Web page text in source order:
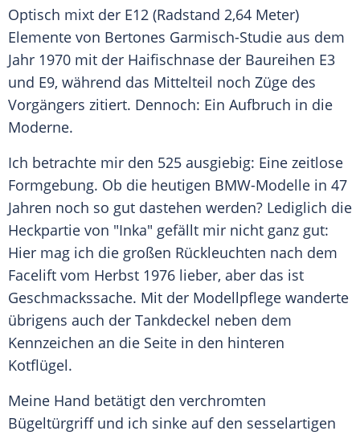
Optisch mixt der E12 (Radstand 2,64 Meter)
Elemente von Bertones Garmisch-Studie aus dem
Jahr 1970 mit der Haifischnase der Baureihen E3
und E9, während das Mittelteil noch Züge des
Vorgängers zitiert. Dennoch: Ein Aufbruch in die
Moderne.
Ich betrachte mir den 525 ausgiebig: Eine zeitlose
Formgebung. Ob die heutigen BMW-Modelle in 47
Jahren noch so gut dastehen werden? Lediglich die
Heckpartie von "Inka" gefällt mir nicht ganz gut:
Hier mag ich die großen Rückleuchten nach dem
Facelift vom Herbst 1976 lieber, aber das ist
Geschmackssache. Mit der Modellpflege wanderte
übrigens auch der Tankdeckel neben dem
Kennzeichen an die Seite in den hinteren
Kotflügel.
Meine Hand betätigt den verchromten
Bügeltürgriff und ich sinke auf den sesselartigen